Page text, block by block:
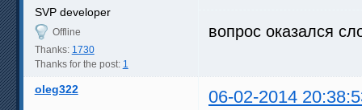
SVP developer
Offline
Thanks: 1730
Thanks for the post: 1
вопрос оказался
oleg322 06-02-2014